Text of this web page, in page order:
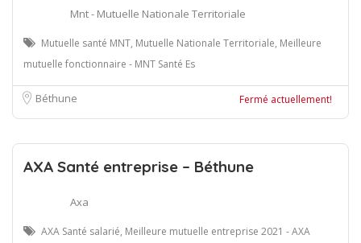
Mnt - Mutuelle Nationale Territoriale
Mutuelle santé MNT, Mutuelle Nationale Territoriale, Meilleure
mutuelle fonctionnaire - MNT Santé Es
Béthune Fermé actuellement!
AXA Santé entreprise – Béthune
Axa
AXA Santé salarié, Meilleure mutuelle entreprise 2021 - AXA